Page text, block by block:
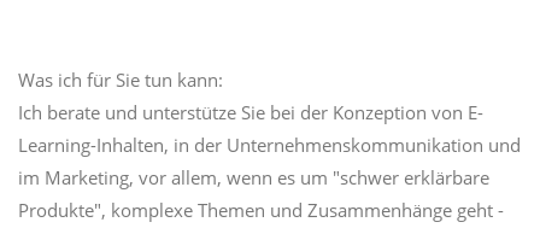
Was ich für Sie tun kann:
Ich berate und unterstütze Sie bei der Konzeption von E-
Learning-Inhalten, in der Unternehmenskommunikation und
im Marketing, vor allem, wenn es um "schwer erklärbare
Produkte", komplexe Themen und Zusammenhänge geht -